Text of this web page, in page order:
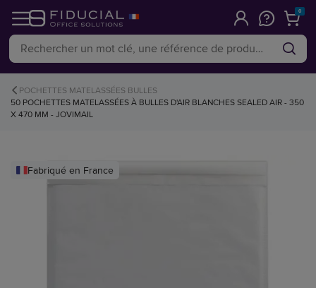
0
POCHETTES MATELASSÉES BULLES
50 POCHETTES MATELASSÉES À BULLES D'AIR BLANCHES SEALED AIR - 350
X 470 MM - JOVIMAIL
Fabriqué en France